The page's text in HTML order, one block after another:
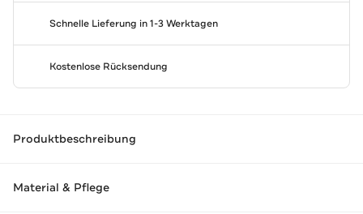
Schnelle Lieferung in 1-3 Werktagen
Kostenlose Rücksendung
Produktbeschreibung
Material & Pflege